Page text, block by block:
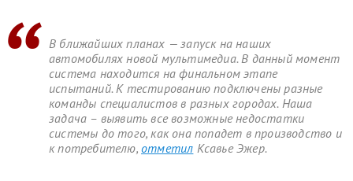
В ближайших планах — запуск на наших
автомобилях новой мультимедиа. В данный момент
система находится на финальном этапе
испытаний. К тестированию подключены разные
команды специалистов в разных городах. Наша
задача – выявить все возможные недостатки
системы до того, как она попадет в производство и
к потребителю, отметил Ксавье Эжер.